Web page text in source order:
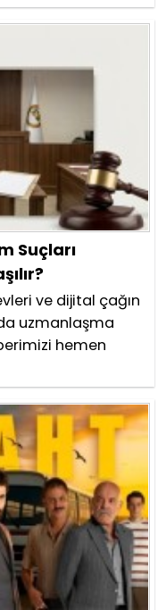
Suçları
ve dijital çağın
uzmanlaşma
hemen